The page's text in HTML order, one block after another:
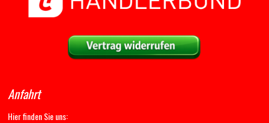
Anfahrt
Hier finden Sie uns: